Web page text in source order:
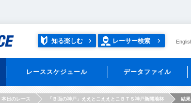
知る楽しむ レーサー検索
レーススケジュール データファイル
本日のレース 「Ｂ面の神戸」ええとこええとこＢＴＳ神戸新開地杯 結果